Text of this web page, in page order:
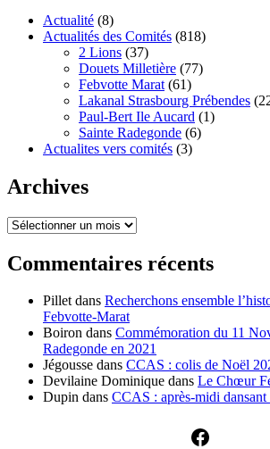
Actualité (8)
Actualités des Comités (818)
2 Lions (37)
Douets Milletière (77)
Febvotte Marat (61)
Lakanal Strasbourg Prébendes
Paul-Bert Ile Aucard (1)
Sainte Radegonde (6)
Actualites vers comités (3)
Archives
Archives
Commentaires récents
Pilletdans Recherchons ensemble
Febvotte-Marat
Boiron dans Commémoration du 11
Radegonde en 2021
Jégousse dans CCAS : colis de Noël
Devilaine Dominique dans Le Chœur
Dupin dans CCAS : après-midi dansant
Facebook